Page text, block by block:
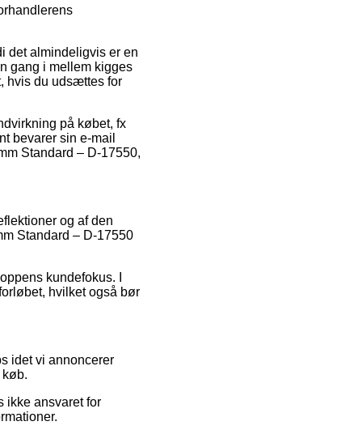
det almindeligvis er en
gang i mellem kigges
hvis du udsættes for
på købet, fx
bevarer sin e-mail
Standard – D-17550,
og af den
Standard – D-17550
kundefokus. I
hvilket også bør
idet vi annoncerer
ikke ansvaret for